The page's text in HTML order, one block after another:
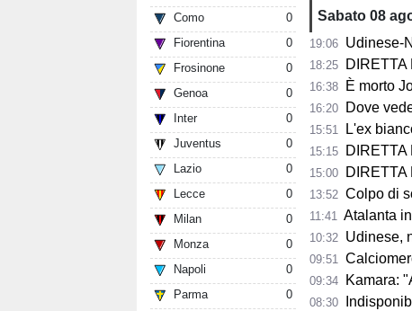
Como
0
Fiorentina
0
Frosinone
0
Genoa
0
Inter
0
Juventus
0
Lazio
0
Lecce
0
Milan
0
Monza
0
Napoli
0
Parma
0
Sabato 08
19:06 Udinese-
18:25 DIRETTA
16:38 È morto Jorge
16:20 Dove vedere
15:51 L'ex
15:15
15:00 DIRETTA
13:52 Colpo di scena
11:41 Atalanta in
10:32 Udinese,
09:51
09:34 Kamara: "A
08:30